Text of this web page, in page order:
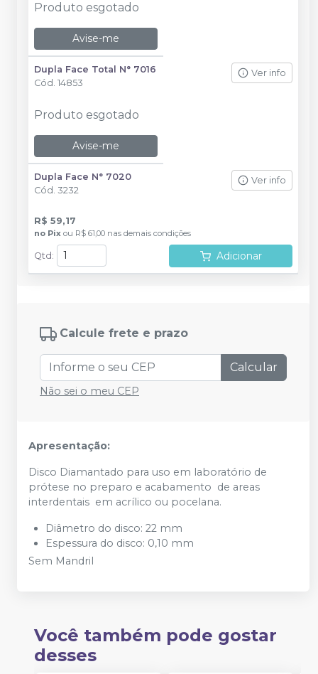
Produto esgotado
Avise-me
Dupla Face Total N° 7016
Cód. 14853
Ver info
Produto esgotado
Avise-me
Dupla Face N° 7020
Cód. 3232
Ver info
R$ 59,17
no Pix ou R$ 61,00 nas demais condições
Qtd : Adicionar
Calcule frete e prazo
Calcular
Não sei o meu CEP
Apresentação:
Disco Diamantado para uso em laboratório de
prótese no preparo e acabamento de areas
interdentais em acrílico ou pocelana.
Diâmetro do disco: 22 mm
Espessura do disco: 0,10 mm
Sem Mandril
Você também pode gostar
desses